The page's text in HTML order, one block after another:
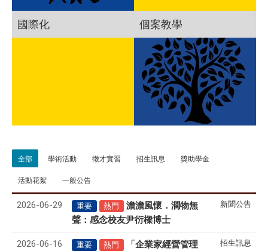
國際化 個案教學
全部 學術活動 徵才實習 招生訊息 獎助學金
活動花絮 一般公告
2026-06-29 重要 熱門
澹澹風懷．潤物無
聲 ： 感念校友尹衍樑博士
新聞公告
2026-06-16 重要 熱門
「企業家經營管理
招生訊息